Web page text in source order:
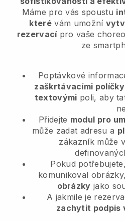
Máme pro vás spoustu
které vám umožní
rezervací pro vaše
ze
Poptávkové
zaškrtávacími políčky
textovými poli, aby
Přidejte modul pro
může zadat adresu a
zákazník může
Pokud
komunikoval
obrázky jako
A jakmile je
zachytit podpis